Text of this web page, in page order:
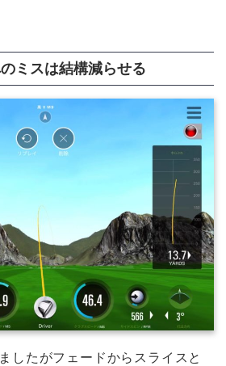
ミスは結構減らせる
したがフェードからスライスと